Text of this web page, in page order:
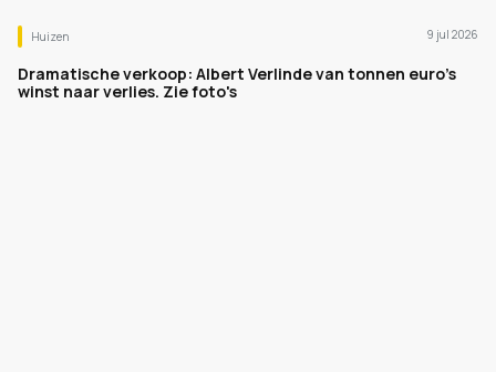
Huizen 9 jul 2026
Dramatische verkoop: Albert Verlinde van tonnen euro's
winst naar verlies. Zie foto's